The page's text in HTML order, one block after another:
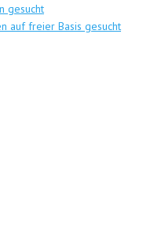
gesucht
auf freier Basis gesucht